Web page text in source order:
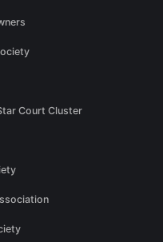
Court Cluster